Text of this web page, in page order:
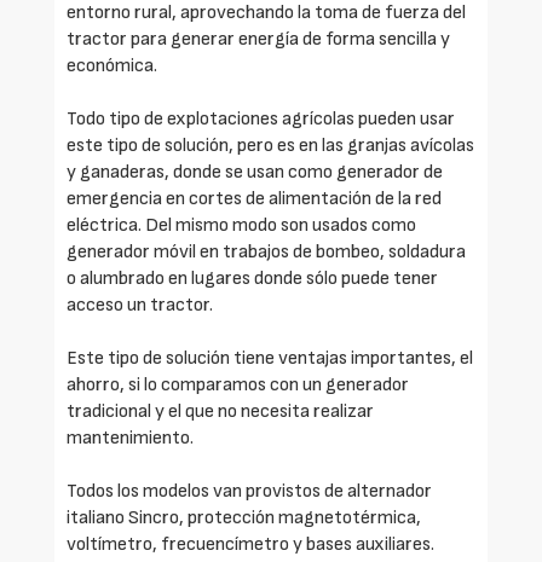
entorno rural, aprovechando la toma de fuerza del
tractor para generar energía de forma sencilla y
económica.
Todo tipo de explotaciones agrícolas pueden usar
este tipo de solución, pero es en las granjas avícolas
y ganaderas, donde se usan como generador de
emergencia en cortes de alimentación de la red
eléctrica. Del mismo modo son usados como
generador móvil en trabajos de bombeo, soldadura
o alumbrado en lugares donde sólo puede tener
acceso un tractor.
Este tipo de solución tiene ventajas importantes, el
ahorro, si lo comparamos con un generador
tradicional y el que no necesita realizar
mantenimiento.
Todos los modelos van provistos de alternador
italiano Sincro, protección magnetotérmica,
voltímetro, frecuencímetro y bases auxiliares.